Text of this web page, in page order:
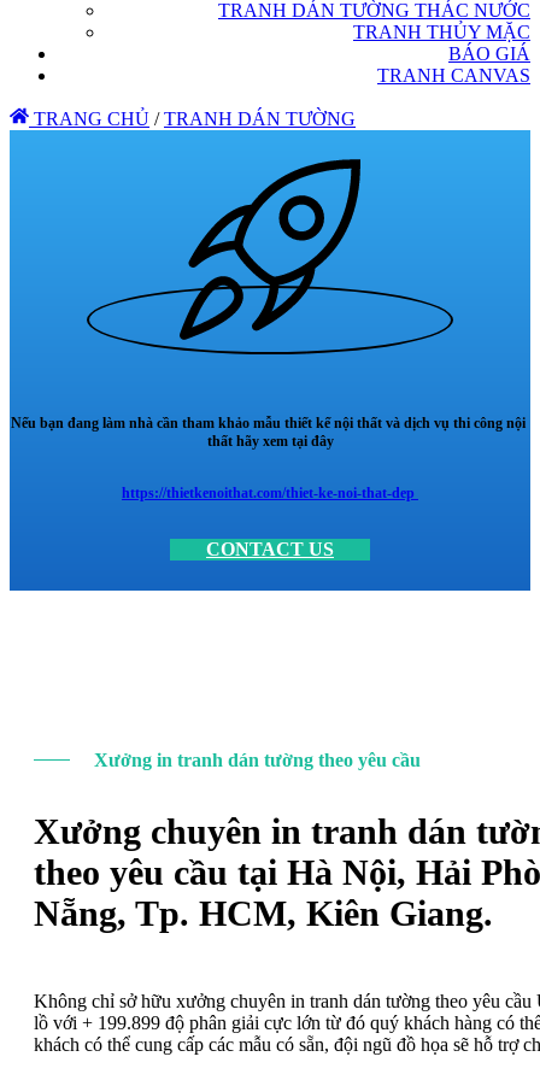
TRANH DÁN TƯỜNG THÁC NƯỚC
TRANH THỦY MẶC
BÁO GIÁ
TRANH CANVAS
TRANG CHỦ / TRANH DÁN TƯỜNG
Nếu bạn đang làm nhà cần tham khảo mẫu thiết kế nội thất và dịch vụ thi công nội
thất hãy xem tại đây
https://thietkenoithat.com/thiet-ke-noi-that-dep
CONTACT US
Xưởng in tranh dán tường theo yêu cầu
Xưởng chuyên in tranh dán
theo yêu cầu tại Hà Nội, Hải
Nẵng, Tp. HCM, Kiên Giang.
Không chỉ sở hữu xưởng chuyên in tranh dán tường theo yêu
lồ với + 199.899 độ phân giải cực lớn từ đó quý khách hàng có
khách có thể cung cấp các mẫu có sẵn, đội ngũ đồ họa sẽ hỗ trợ